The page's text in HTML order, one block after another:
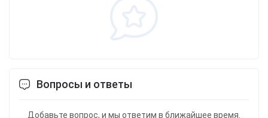
Вопросы и ответы
Добавьте вопрос, и мы ответим в ближайшее время.